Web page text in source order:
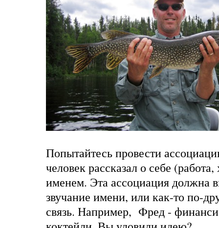
Попытайтесь провести
человек рассказал о себе
именем. Эта ассоциация должна
звучание имени, или как-то по-
связь. Например, Фред -